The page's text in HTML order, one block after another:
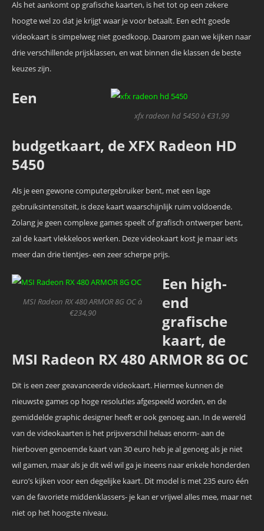
Als het aankomt op grafische kaarten, is het tot op een zekere
hoogte wel zo dat je krijgt waar je voor betaalt. Een echt goede
videokaart is simpelweg niet goedkoop. Daarom gaan we kijken naar
drie verschillende prijsklassen, en wat binnen die klassen de beste
keuzes zijn.
xfx radeon hd 5450 à €31,99
Een
budgetkaart, de XFX Radeon HD
5450
Als je een gewone computergebruiker bent, met een lage
gebruiksintensiteit, is deze kaart waarschijnlijk ruim voldoende.
Zolang je geen complexe games speelt of grafisch ontwerper bent,
zal de kaart vlekkeloos werken. Deze videokaart kost je maar iets
meer dan drie tientjes- een zeer scherpe prijs.
MSI Radeon RX 480 ARMOR 8G OC à
€234,90
Een high-
end
grafische
kaart, de
MSI Radeon RX 480 ARMOR 8G OC
Dit is een zeer geavanceerde videokaart. Hiermee kunnen de
nieuwste games op hoge resoluties afgespeeld worden, en de
gemiddelde graphic designer heeft er ook genoeg aan. In de wereld
van de videokaarten is het prijsverschil helaas enorm- aan de
hierboven genoemde kaart van 30 euro heb je al genoeg als je niet
wil gamen, maar als je dit wél wil ga je ineens naar enkele honderden
euro’s kijken voor een degelijke kaart. Dit model is met 235 euro één
van de favoriete middenklassers- je kan er vrijwel alles mee, maar net
niet op het hoogste niveau.